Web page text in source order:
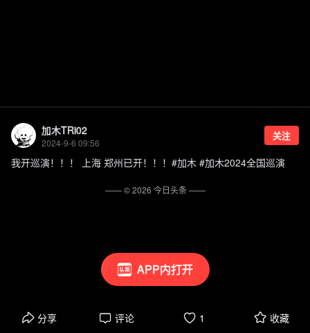
APP内打开
加木TRi02
2024-9-6 09:56
关注
我开巡演！！！ 上海 郑州已开！！！#加木 #加木2024全国巡演
分享 评论 1 收藏
—— ©2026 今日头条——